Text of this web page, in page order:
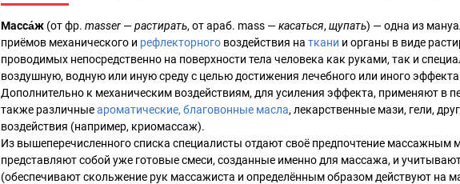
Масса́ж (отфр. masser —растирать, отараб. mass —касаться, щупать) — одна из
приёмов механического и рефлекторного воздействия на ткани и органы в виде
проводимых непосредственно на поверхности тела человека как руками, так и
воздушную, водную или иную среду с целью достижения лечебного или иного
Дополнительно к механическим воздействиям, для усиления эффекта, применяют в
также различныеароматические, благовонные масла, лекарственные мази, гели,
воздействия (например, криомассаж).
Из вышеперечисленного списка специалисты отдают своё предпочтение массажным
представляют собой уже готовые смеси, созданные именно для массажа, и
(обеспечивают скольжение рук массажиста и определённым образом действуют на